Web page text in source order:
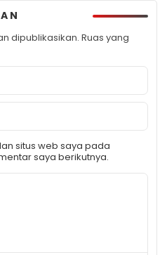
dipublikasikan. Ruas yang
situs web saya pada
saya berikutnya.